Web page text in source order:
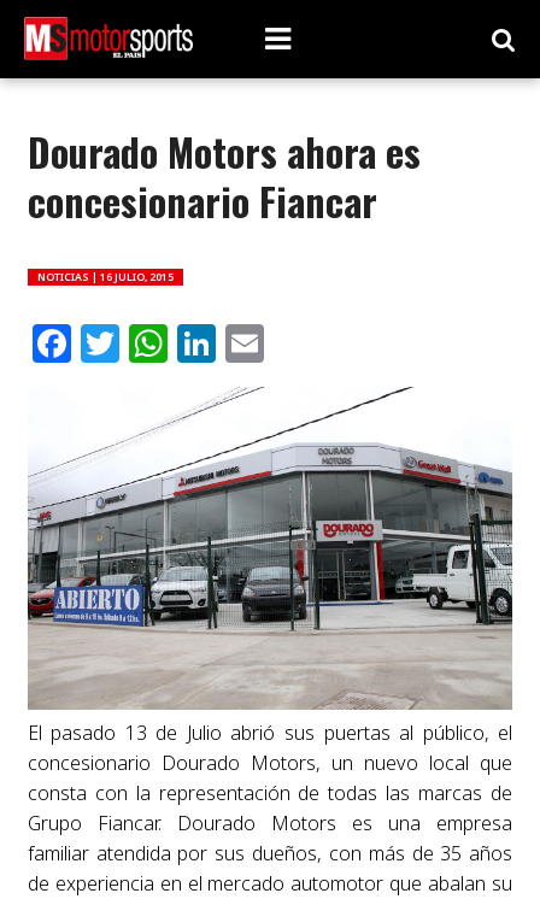
Dourado Motors ahora es
concesionario Fiancar
NOTICIAS | 16 JULIO, 2015
Facebook
Twitter
WhatsApp
LinkedIn
Email
El pasado 13 de Julio abrió sus puertas al público, el
concesionario Dourado Motors, un nuevo local que
consta con la representación de todas las marcas de
Grupo Fiancar. Dourado Motors es una empresa
familiar atendida por sus dueños, con más de 35 años
de experiencia en el mercado automotor que abalan su